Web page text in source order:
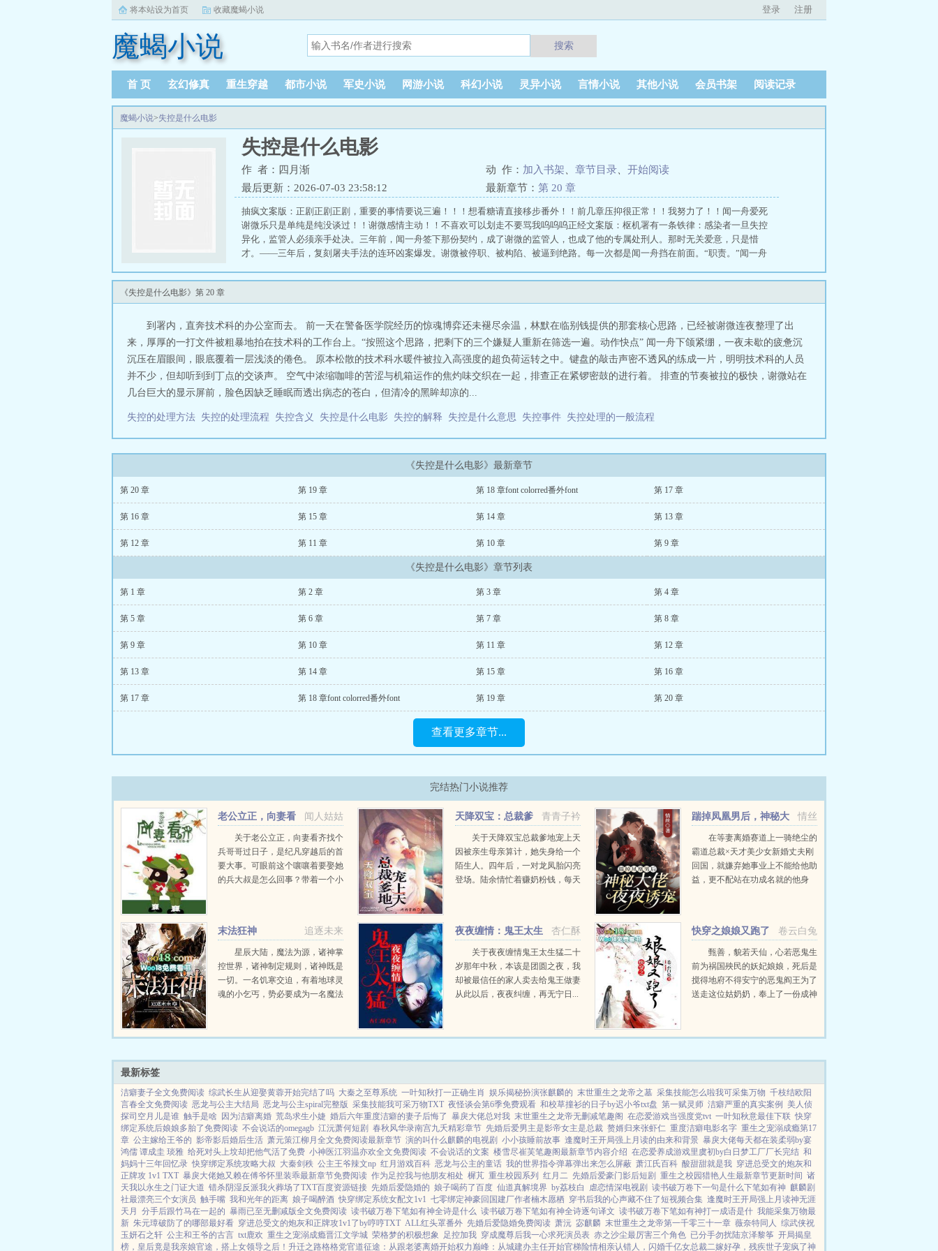
将本站设为首页 收藏魔蝎小说 登录 注册
魔蝎小说 搜索
首 页 玄幻修真 重生穿越 都市小说 军史小说 网游小说 科幻小说 灵异小说 言情小说 其他小说 会员书架 阅读记录
魔蝎小说>失控是什么电影
失控是什么电影
作 者：四月渐 动 作： 加入书架 章节目录
开始阅读
最后更新：2026-07-03 23:58:12
最新章节： 第 20 章
抽疯文案版：正剧正剧正剧，重要的事情要说三遍！！！想看糖请直接移步番外！！前几章压抑很正常！！我努力了！！闻一舟爱死
谢微乐只是单纯是纯没谈过！！谢微感情主动！！不喜欢可以划走不要骂我呜呜呜正经文案版：枢机署有一条铁律：感染者一旦失控
异化，监管人必须亲手处决。三年前，闻一舟签下那份契约，成了谢微的监管人，也成了他的专属处刑人。那时无关爱意，只是惜
才。——三年后，复刻屠夫手法的连环凶案爆发。谢微被停职、被构陷、被逼到绝路。每一次都是闻一舟挡在前面。“职责。”闻一舟
动。“我签那份契约的时候，”他说，“没想过要真的动手。”那一刻谢微才明白——他不是他的囚徒，他是他的例外。 失控即处决
《失控是什么电影》第 20 章
到署内，直奔技术科的办公室而去。 前一天在警备医学院经历的惊魂博弈还未褪尽余温，林默在临别钱提供的那套核心思路，已经被谢微连夜整理了出
来，厚厚的一打文件被粗暴地拍在技术科的工作台上。 “按照这个思路，把剩下的三个嫌疑人重新在筛选一遍。动作快点” 闻一舟下颌紧绷，一夜未歇的疲惫沉
沉压在眉眼间，眼底覆着一层浅淡的倦色。 原本松散的技术科水暖件被拉入高强度的超负荷运转之中。键盘的敲击声密不透风的练成一片，明明技术科的人员
并不少，但却听到到丁点的交谈声。 空气中浓缩咖啡的苦涩与机箱运作的焦灼味交织在一起，排查正在紧锣密鼓的进行着。 排查的节奏被拉的极快，谢微站在
几台巨大的显示屏前，脸色因缺乏睡眠而透出病态的苍白，但清冷的黑眸却凉的...
失控的处理方法 失控的处理流程 失控含义 失控是什么电影 失控的解释 失控是什么意思 失控事件 失控处理的一般流程
《失控是什么电影》最新章节
第 20 章 第 19 章 第 18 章font colorred番外font 第 17 章
第 16 章 第 15 章 第 14 章 第 13 章
第 12 章 第 11 章 第 10 章 第 9 章
《失控是什么电影》章节列表
第 1 章 第 2 章 第 3 章 第 4 章
第 5 章 第 6 章 第 7 章 第 8 章
第 9 章 第 10 章 第 11 章 第 12 章
第 13 章 第 14 章 第 15 章 第 16 章
第 17 章 第 18 章font colorred番外font 第 19 章 第 20 章
查看更多章节...
完结热门小说推荐
闻人姑姑
老公立正，向妻看
关于老公立正，向妻看齐找个
兵哥哥过日子，是纪凡穿越后的首
要大事。可眼前这个嚷嚷着要娶她
的兵大叔是怎么回事？带着一个小
大娶你便好。江英杰斜...
青青子衿
天降双宝：总裁爹
地宠上天
关于天降双宝总裁爹地宠上天
因被亲生母亲算计，她失身给一个
陌生人。四年后，一对龙凤胎闪亮
登场。陆余情忙着赚奶粉钱，每天
色，清心寡欲，冷情无趣吗？...
情丝
踹掉凤凰男后，神秘大
佬夜夜诱宠
在等妻离婚赛道上一骑绝尘的
霸道总裁×天才美少女新婚丈夫刚
回国，就嫌弃她事业上不能给他助
益，更不配站在功成名就的他身
追逐未来
末法狂神
星辰大陆，魔法为源，诸神掌
控世界，诸神制定规则，诸神既是
一切。一名饥寒交迫，有着地球灵
魂的小乞丐，势必要成为一名魔法
则的破碎，将改变他的命运，最终
杏仁酥
夜夜缠情：鬼王太生
关于夜夜缠情鬼王太生猛二十
岁那年中秋，本该是团圆之夜，我
却被最信任的家人卖去给鬼王做妻
从此以后，夜夜纠缠，再无宁日...
卷云白兔
快穿之娘娘又跑了
甄善，貌若天仙，心若恶鬼生
前为祸国殃民的妖妃娘娘，死后是
搅得地府不得安宁的恶鬼阎王为了
送走这位姑奶奶，奉上了一份成神
百位上神大能的心！妖妃娘娘合
最新标签
洁癖妻子全文免费阅读 综武长生从迎娶黄蓉开始完结了吗 大秦之至尊系统 一叶知秋打一正确生肖 娱乐揭秘扮演张麒麟的 末世重生之龙帝之墓 采集技能怎么啦我可采集万物 千枝结欧阳
言春全文免费阅读 恶龙与公主大结局 恶龙与公主spiral完整版 采集技能我可采万物TXT 夜怪谈会第6季免费观看 和校草撞衫的日子by迟小爷txt盘 第一赋灵师 洁癖严重的真实案例 美人侦
探司空月儿是谁 触手是啥 因为洁癖离婚 荒岛求生小婕 婚后六年重度洁癖的妻子后悔了 暴戾大佬总对我 末世重生之龙帝无删减笔趣阁 在恋爱游戏当强度党tvt 一叶知秋意最佳下联 快穿
绑定系统后娘娘多胎了免费阅读 不会说话的omegagb 江沅萧何短剧 春秋风华录南宫九夭精彩章节 先婚后爱男主是影帝女主是总裁 赘婿归来张虾仁 重度洁癖电影名字 重生之宠溺成瘾第17
章 公主嫁给王爷的 影帝影后婚后生活 萧元策江柳月全文免费阅读最新章节 演的叫什么麒麟的电视剧 小小孩睡前故事 逢魔时王开局强上月读的由来和背景 暴戾大佬每天都在装柔弱by宴
鸿儒 谭成圭 琰雅 给死对头上坟却把他气活了免费 小神医江羽温亦欢全文免费阅读 不会说话的文案 楼雪尽崔芙笔趣阁最新章节内容介绍 在恋爱养成游戏里虞初by白日梦工厂厂长完结 和
妈妈十三年回忆录 快穿绑定系统攻略大叔 大秦剑秩 公主王爷辣文np 红月游戏百科 恶龙与公主的童话 我的世界指令弹幕弹出来怎么屏蔽 萧江氏百科 酸甜甜就是我 穿进总受文的炮灰和
正牌攻 1v1 TXT 暴戾大佬她又赖在傅爷怀里装乖最新章节免费阅读 作为足控我与他朋友相处 樨芃 重生校园系列 红月二 先婚后爱豪门影后短剧 重生之校园猎艳人生最新章节更新时间 诸
天我以永生之门证大道 错杀阴湿反派我火葬场了TXT百度资源链接 先婚后爱隐婚的 娘子喝药了百度 仙道真解境界 by荔枝白 虐恋情深电视剧 读书破万卷下一句是什么下笔如有神 麒麟剧
社最漂亮三个女演员 触手嘴 我和光年的距离 娘子喝醉酒 快穿绑定系统女配文1v1 七零绑定神豪回国建厂作者楠木愿栖 穿书后我的心声藏不住了短视频合集 逢魔时王开局强上月读神无涯
天月
分手后跟竹马在一起的 暴雨已至无删减版全文免费阅读 读书破万卷下笔如有神全诗是什么 读书破万卷下笔如有神全诗逐句译文 读书破万卷下笔如有神打一成语是什 我能采集万物最
新 朱元璋破防了的哪部最好看 穿进总受文的炮灰和正牌攻1v1了by哼哼TXT ALL红头罩番外 先婚后爱隐婚免费阅读 萧沅 宓麒麟 末世重生之龙帝第一千零三十一章 薇奈特同人 综武侠祝
玉妍石之轩 公主和王爷的古言 txt鹿欢 重生之宠溺成瘾晋江文学城 荣格梦的积极想象 足控加我 穿成魔尊后我一心求死演员表 赤之沙尘最厉害三个角色 已分手勿扰陆京泽黎筝 开局揭皇
榜，皇后竟是我亲娘官途，搭上女领导之后！ 升迁之路格格党官道征途：从跟老婆离婚开始权力巅峰：从城建办主任开始官梯险情相亲认错人，闪婚千亿女总裁二嫁好孕，残疾世子宠疯了神